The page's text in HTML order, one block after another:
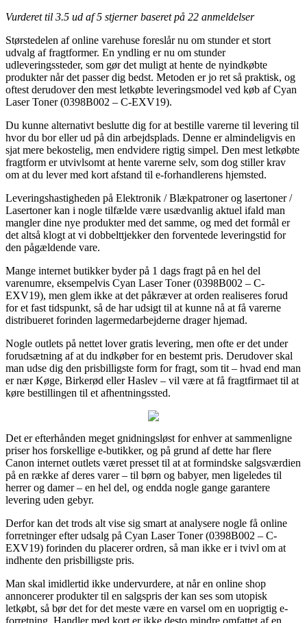
Vurderet til 3.5 ud af 5 stjerner baseret på 22 anmeldelser
Størstedelen af online varehuse foreslår nu om stunder et stort
udvalg af fragtformer. En yndling er nu om stunder
udleveringssteder, som gør det muligt at hente de nyindkøbte
produkter når det passer dig bedst. Metoden er jo ret så praktisk, og
oftest derudover den mest letkøbte leveringsmodel ved køb af Cyan
Laser Toner (0398B002 – C-EXV19).
Du kunne alternativt beslutte dig for at bestille varerne til levering til
hvor du bor eller ud på din arbejdsplads. Denne er almindeligvis en
sjat mere bekostelig, men endvidere rigtig simpel. Den mest letkøbte
fragtform er utvivlsomt at hente varerne selv, som dog stiller krav
om at du lever med kort afstand til e-forhandlerens hjemsted.
Leveringshastigheden på Elektronik / Blækpatroner og lasertoner /
Lasertoner kan i nogle tilfælde være usædvanlig aktuel ifald man
mangler dine nye produkter med det samme, og med det formål er
det altså klogt at vi dobbelttjekker den forventede leveringstid for
den pågældende vare.
Mange internet butikker byder på 1 dags fragt på en hel del
varenumre, eksempelvis Cyan Laser Toner (0398B002 – C-
EXV19), men glem ikke at det påkræver at orden realiseres forud
for et fast tidspunkt, så de har udsigt til at kunne nå at få varerne
distribueret forinden lagermedarbejderne drager hjemad.
Nogle outlets på nettet lover gratis levering, men ofte er det under
forudsætning af at du indkøber for en bestemt pris. Derudover skal
man udse dig den prisbilligste form for fragt, som tit – hvad end man
er nær Køge, Birkerød eller Haslev – vil være at få fragtfirmaet til at
køre bestillingen til et afhentningssted.
Det er efterhånden meget gnidningsløst for enhver at sammenligne
priser hos forskellige e-butikker, og på grund af dette har flere
Canon internet outlets været presset til at at formindske salgsværdien
på en række af deres varer – til børn og babyer, men ligeledes til
herrer og damer – en hel del, og endda nogle gange garantere
levering uden gebyr.
Derfor kan det trods alt vise sig smart at analysere nogle få online
forretninger efter udsalg på Cyan Laser Toner (0398B002 – C-
EXV19) forinden du placerer ordren, så man ikke er i tvivl om at
indhente den prisbilligste pris.
Man skal imidlertid ikke undervurdere, at når en online shop
annoncerer produkter til en salgspris der kan ses som utopisk
letkøbt, så bør det for det meste være en varsel om en uoprigtig e-
forretning. Handler med kort er ikke desto mindre omfattet af en